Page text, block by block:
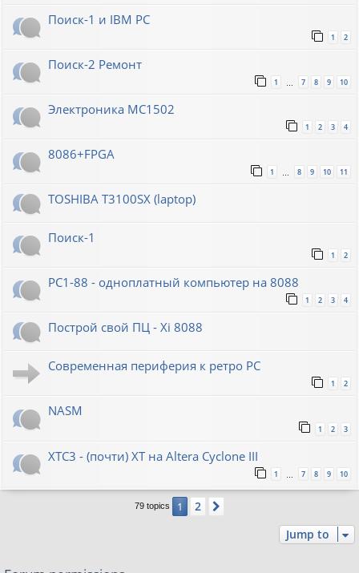
Поиск-1 и IBM PC
1 2
Поиск-2 Ремонт
1 7 8 9 10
Электроника МС1502
1 2 3 4
8086+FPGA
1 … 8 9 10 11
TOSHIBA T3100SX (laptop)
Поиск-1
1 2
PC1-88 - одноплатный компьютер на 8088
1 2 3 4
Построй свой ПЦ - Xi 8088
Современная периферия к ретро PC
1 2
NASM
1 2 3
XTC3 - (почти) XT на Altera Cyclone III
1 7 8 9 10
79 topics 1 2
Jump to